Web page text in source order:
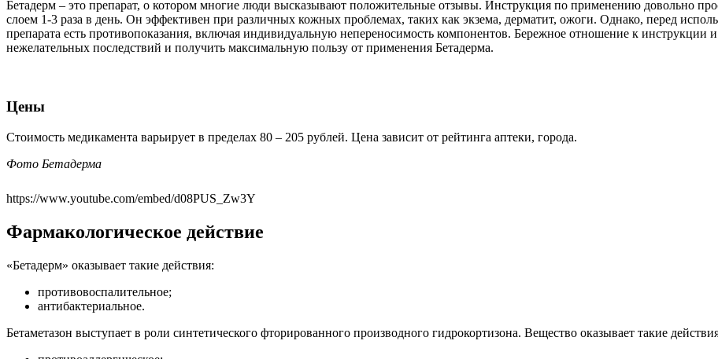
Бетадерм – это препарат, о котором многие люди высказывают положительные отзывы. Инструкция по применению довольно
слоем 1-3 раза в день. Он эффективен при различных кожных проблемах, таких как экзема, дерматит, ожоги. Однако, перед
препарата есть противопоказания, включая индивидуальную непереносимость компонентов. Бережное отношение к инструкции
нежелательных последствий и получить максимальную пользу от применения Бетадерма.
Цены
Стоимость медикамента варьирует в пределах 80 – 205 рублей. Цена зависит от рейтинга аптеки, города.
Фото Бетадерма
https://www.youtube.com/embed/d08PUS_Zw3Y
Фармакологическое действие
«Бетадерм» оказывает такие действия:
противовоспалительное;
антибактериальное.
Бетаметазон выступает в роли синтетического фторированного производного гидрокортизона. Вещество оказывает такие